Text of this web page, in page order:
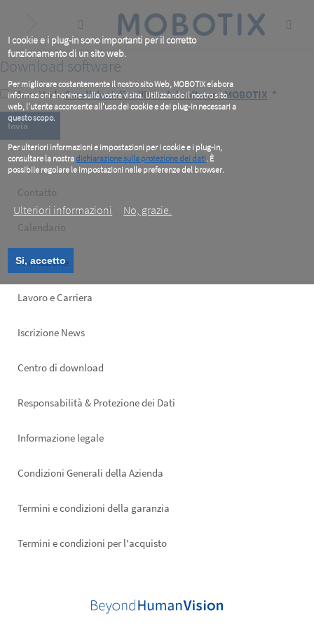
I cookie e i plug-in sono importanti per il corretto
funzionamento di un sito web.
Per migliorare costantemente il nostro sito Web, MOBOTIX elabora
informazioni anonime sulla vostra visita. Utilizzando il nostro sito
web, l'utente acconsente all'uso dei cookie e dei plug-in necessari a
questo scopo.
Per ulteriori informazioni e impostazioni per i cookie e i plug-in,
consultare la nostradichiarazione sulla protezione dei dati. È
possibile regolare le impostazioni nelle preferenze del browser.
Ulteriori informazioni
No, grazie.
Si, accetto
content
Download software
Accetto leCondizioni di utilizzo del software MOBOTIX *
Footer
left
Contatto
Calendario
Formazione
Lavoro e Carriera
Iscrizione News
Footer
Centro di download
Responsabilità & Protezione dei Dati
Informazione legale
Condizioni Generali della Azienda
Termini e condizioni della garanzia
Termini e condizioni per l'acquisto